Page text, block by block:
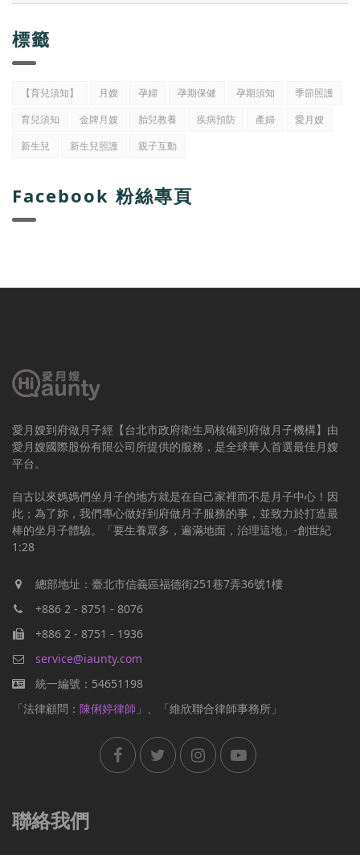
標籤
【育兒須知】 月嫂 孕婦 孕期保健 孕期須知
季節照護
育兒須知
金牌月嫂 胎兒教養 疾病預防 產婦
愛月嫂
新生兒
新生兒照護 親子互動
Facebook 粉絲專頁
愛月嫂到府做月子經【台北市政府衛生局核備到府做月子機構】由
愛月嫂國際股份有限公司所提供的服務，是全球華人首選最佳月嫂
平台。
自古以來媽媽們坐月子的地方就是在自己家裡而不是月子中心！因
此；為了妳，我們專心做好到府做月子服務的事，並致力於打造最
棒的坐月子體驗。「要生養眾多，遍滿地面，治理這地」-創世紀
1:28
總部地址：臺北市信義區福德街251巷7弄36號1樓
+886 2 - 8751 - 8076
+886 2 - 8751 - 1936
service@iaunty.com
統一編號：54651198
「法律顧問： 陳俐婷律師 」、「維欣聯合律師事務所」
聯絡我們